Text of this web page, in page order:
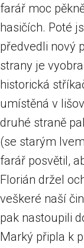
farář moc
hasičích. Poté
předvedli nový
strany je
historická
umístěná v
druhé straně
(se starým
farář posvětil,
Florián držel
veškeré naší
pak nastoupili
Marký připla k